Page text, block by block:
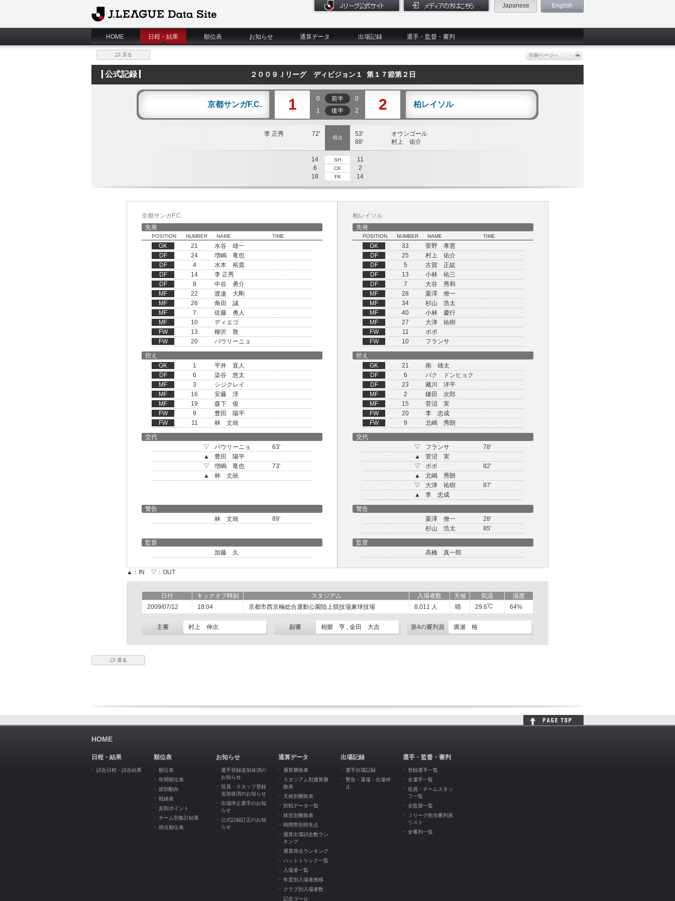
J.League Data Site
Japanese English
HOME 日程・結果 順位表 お知らせ 通算データ 出場記録 選手・監督・審判
戻る 印刷ページへ
公式記録 ２００９Ｊリーグ ディビジョン１ 第１７節第２日
京都サンガF.C. 1 0 前半
0
1
後半 2 2 柏レイソル
李 正秀 72'
得点
53'
オウンゴール
88'
村上 佑介
14 SH
11
6
CK
2
18
FK 14
京都サンガF.C.
先発
POSITION NUMBER NAME TIME
GK 21
水谷 雄一
DF
24
増嶋 竜也
DF
4
水本 裕貴
DF
14
李 正秀
DF
8
中谷 勇介
MF
22
渡邉 大剛
MF
26
角田 誠
MF
7
佐藤 勇人
MF
10
ディエゴ
FW
13
柳沢 敦
FW
20 パウリーニョ
柏レイソル
先発
POSITION NUMBER NAME TIME
GK 33
菅野 孝憲
DF
25
村上 佑介
DF
5
古賀 正紘
DF
13
小林 祐三
DF
7
大谷 秀和
MF
28
栗澤 僚一
MF
34
杉山 浩太
MF
40
小林 慶行
MF
27
大津 祐樹
FW
11
ポポ
FW
10
フランサ
控え
GK
1
平井 直人
DF
6
染谷 悠太
MF
3
シジクレイ
MF
16
安藤 淳
MF
19
森下 俊
FW
9
豊田 陽平
FW
11 林 丈統
控え
GK
21
南 雄太
DF
6
パク ドンヒョク
DF
23
藏川 洋平
MF
2
鎌田 次郎
MF
15
菅沼 実
FW
20
李 忠成
FW
9
北嶋 秀朗
交代
▽
パウリーニョ
63'
▲
豊田 陽平
▽
増嶋 竜也
73'
▲
林 丈統
交代
▽
フランサ
78'
▲
菅沼 実
▽
ポポ
82'
▲
北嶋 秀朗
▽
大津 祐樹
87'
▲
李 忠成
警告
林 丈統
89'
警告
栗澤 僚一
28'
杉山 浩太
85'
監督
加藤 久
監督
高橋 真一郎
▲：IN ▽：OUT
日付 キックオフ時刻 スタジアム 入場者数 天候 気温
湿度
2009/07/12
18:04 京都市西京極総合運動公園陸上競技場兼球技場 8,011 人 晴 29.6 64%
主審 村上 伸次 副審 相樂 亨 , 金田 大吉 第4の審判員 廣瀬 格
戻る
HOME
日程・結果
試合日程・試合結果
順位表
順位表
年間順位表
節別動向
戦績表
反則ポイント
チーム別集計結果
得点順位表
お知らせ
選手登録追加抹消の
お知らせ
役員・スタッフ登録
追加抹消のお知らせ
出場停止選手のお知
らせ
公式記録訂正のお知
らせ
通算データ
通算勝敗表
スタジアム別通算勝
敗表
天候別勝敗表
対戦データ一覧
状況別勝敗表
時間帯別得失点
通算出場試合数ラン
キング
通算得点ランキング
ハットトリック一覧
入場者一覧
年度別入場者推移
クラブ別入場者数
記念ゴール
出場記録
選手出場記録
警告・退場・出場停
止
選手・監督・審判
登録選手一覧
全選手一覧
役員・チームスタッ
フ一覧
全監督一覧
Ｊリーグ担当審判員
リスト
全審判一覧